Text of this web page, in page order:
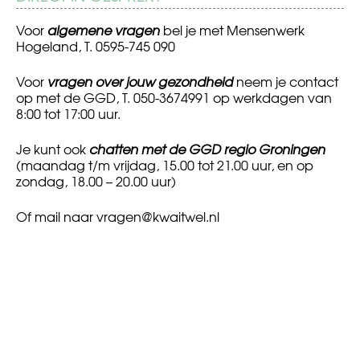
Voor algemene vragen bel je met Mensenwerk
Hogeland, T. 0595-745 090
Voor vragen over jouw gezondheidneem je contact
op met de GGD, T. 050-3674991 op werkdagen van
8:00 tot 17:00 uur.
Je kunt ook chatten met de GGD regio Groningen
(maandag t/m vrijdag, 15.00 tot 21.00 uur, en op
zondag, 18.00 – 20.00 uur)
Of mail naarvragen@kwaitwel.nl